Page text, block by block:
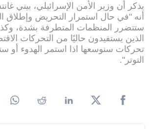
يذكر أن وزير الأمن الإسرائيلي، بيني
أنه "في حال استمرار التحريض وإطلاق
ستتضرر المنظمات المتطرفة بشدة،
الذين يستفيدون حاليًا من التحركات
تحركات سنوسعها اذا استمر الهدوء أو
التوتر".